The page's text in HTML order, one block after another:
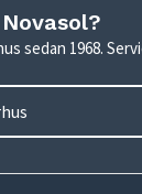
sedan 1968.